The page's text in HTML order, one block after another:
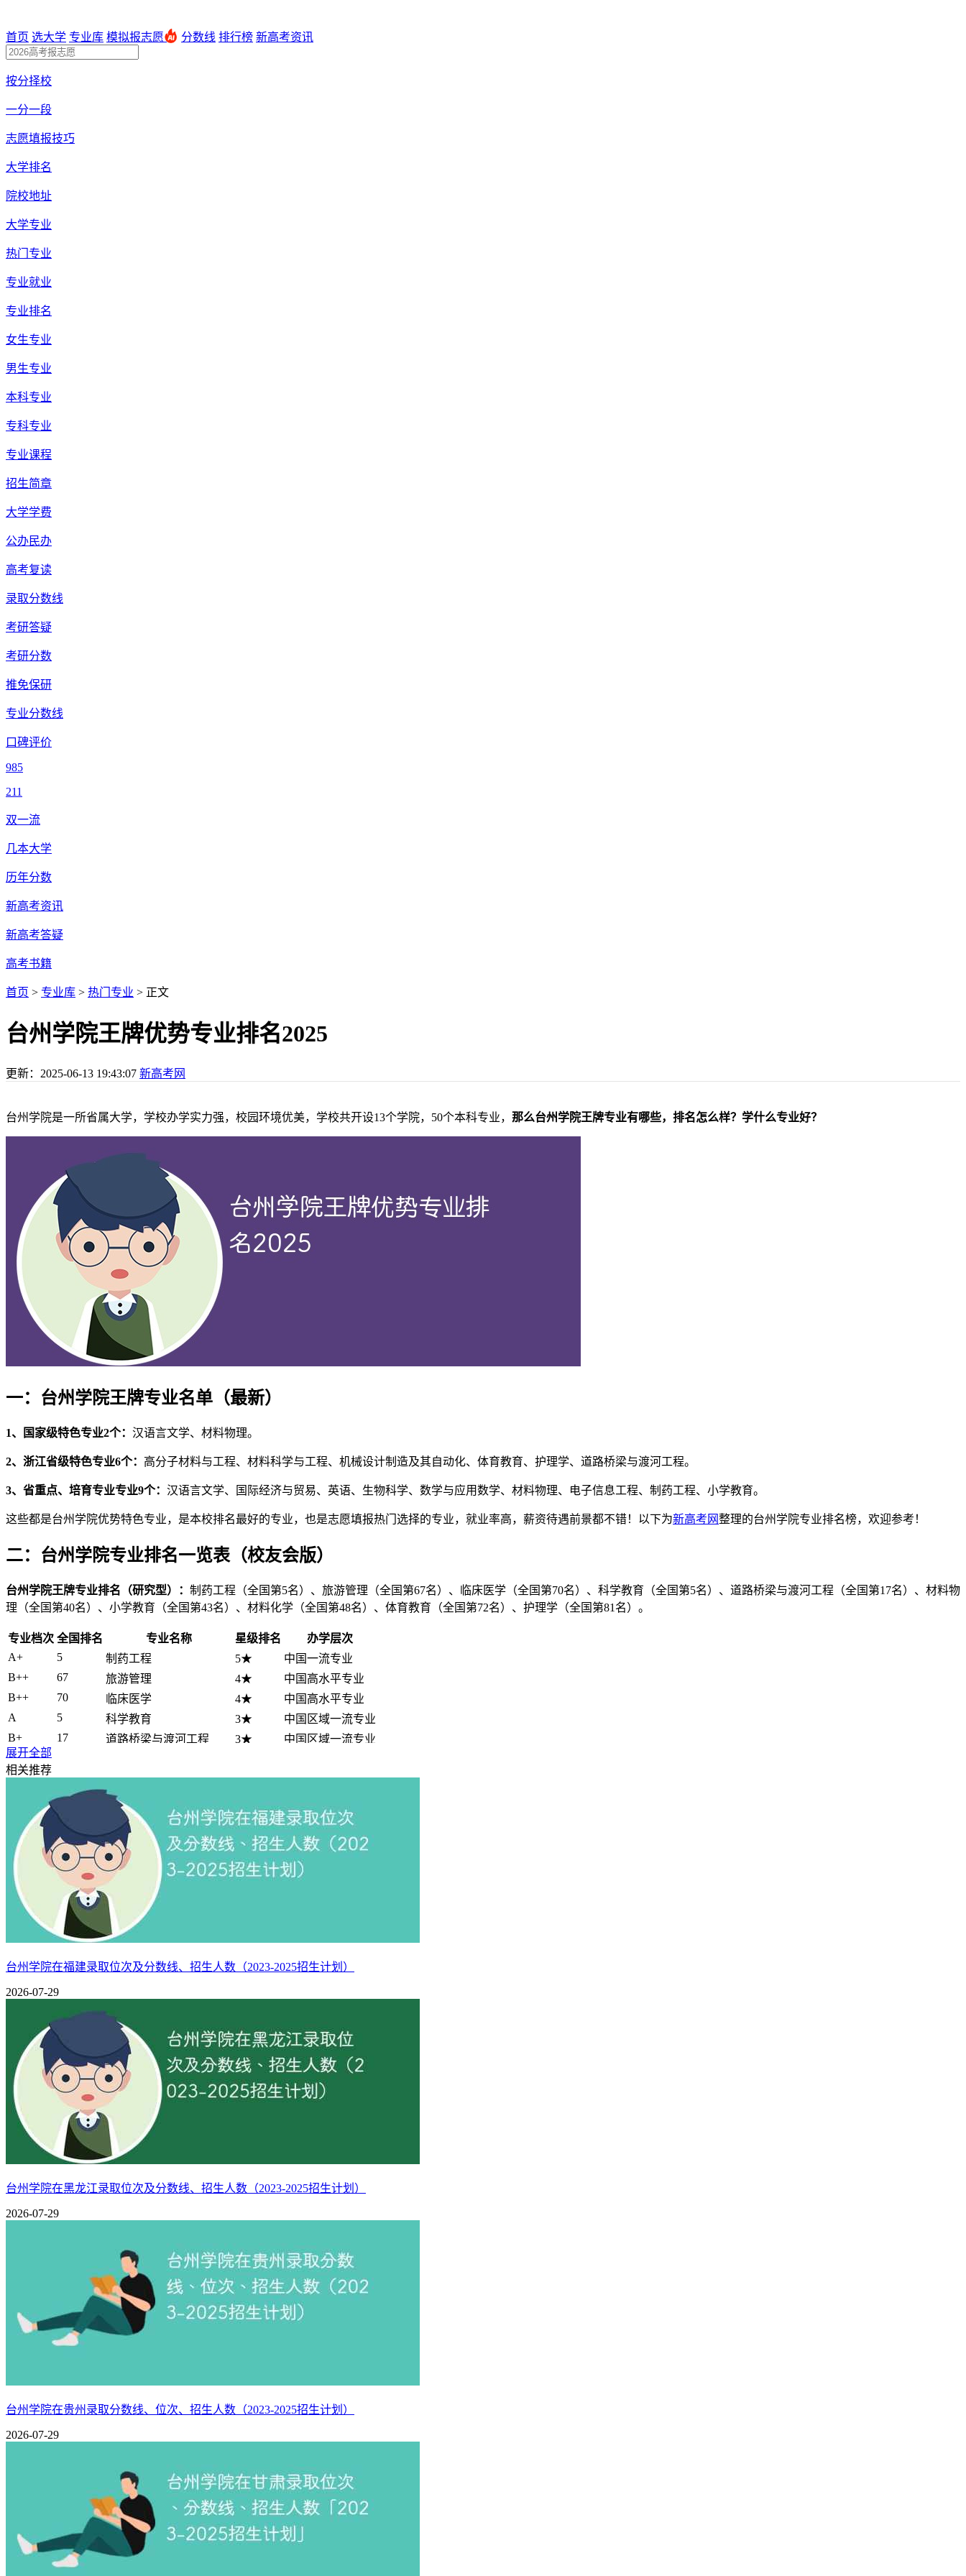
首页 选大学 专业库 模拟报志愿 分数线 排行榜 新高考资讯
按分择校
一分一段
志愿填报技巧
大学排名
院校地址
大学专业
热门专业
专业就业
专业排名
女生专业
男生专业
本科专业
专科专业
专业课程
招生简章
大学学费
公办民办
高考复读
录取分数线
考研答疑
考研分数
推免保研
专业分数线
口碑评价
985
211
双一流
几本大学
历年分数
新高考资讯
新高考答疑
高考书籍
首页 > 专业库 > 热门专业 > 正文
台州学院王牌优势专业排名2025
更新： 2025-06-13 19:43:07 新高考网
台州学院是一所省属大学，学校办学实力强，校园环境优美，学校共开设13个学院，50个本科专业， 那么台州学院王牌专业有哪些，排名怎么样？学什么专业好？
一：台州学院王牌专业名单（最新）
1、国家级特色专业2个： 汉语言文学、材料物理。
2、浙江省级特色专业6个： 高分子材料与工程、材料科学与工程、机械设计制造及其自动化、体育教育、护理学、道路桥梁与渡河工程。
3、省重点、培育专业专业9个： 汉语言文学、国际经济与贸易、英语、生物科学、数学与应用数学、材料物理、电子信息工程、制药工程、小学教育。
这些都是台州学院优势特色专业，是本校排名最好的专业，也是志愿填报热门选择的专业，就业率高，薪资待遇前景都不错！以下为新高考网整理的台州学院专业排名榜，欢迎参考！
二：台州学院专业排名一览表（校友会版）
台州学院王牌专业排名（研究型）： 制药工程（全国第5名）、旅游管理（全国第67名）、临床医学（全国第70名）、科学教育（全国第5名）、道路桥梁与渡河工程（全国第17名）、材料物
理（全国第40名）、小学教育（全国第43名）、材料化学（全国第48名）、体育教育（全国第72名）、护理学（全国第81名）。
专业档次 全国排名 专业名称 星级排名
办学层次
A+
5 制药工程 5★
中国一流专业
B++
67 旅游管理 4★
中国高水平专业
B++
70 临床医学 4★
中国高水平专业
A
5 科学教育 3★
中国区域一流专业
B+
17 道路桥梁与渡河工程 3★
中国区域一流专业
B+
B+
43 小学教育 3★
中国区域一流专业
48 材料化学
72 体育教育 3★
中国区域一流专业
B+
81 护理学 3★
中国区域一流专业
B+
81 高分子材料与工程 3★
中国区域一流专业
B+
98 历史学 3★
中国区域一流专业
B+
105 物理学
122 生物科学
124 化学 3★
中国区域一流专业
B+
134 思想政治教育 3★
中国区域一流专业
B+
164 土木工程 3★
中国区域一流专业
168 数学与应用数学
190 机械设计制造及其自动化 3★ 中国区域一流专业
三：台州学院王牌专业简介
1.汉语言文学
汉语言文学专业是中国大学史上最早开设的专业之一，出现于19世纪末。汉语言文学专业学习和研究的课程一般分为三类，一是必修的大学公共课程，二是必修的专业基础课程。另外，各个
学校还会根据本校教师的治学专长，开设一些选修课。
2.材料物理
材料物理的特色方向在半导体物理，电子材料，微电子器件等领域，例如CPU。对学生的数学，物理基础要求较高，着重培养学生发展新型电子材料和微电子器件工艺，分析与设计等方向的
高分子材料与工程专业已经从教学型专业转变成为学科型专业，以高层次的学科建设构建高水平的教学平台，以高素质的学术队伍和前沿的科研工作确保高质量的教学与人才培养。高分子材
料与工程是研究高分子材料的设计、合成、制备以及组成、结构、性能和加工应用的充满活力的材料类学科，其工业和研究体系已经成为国民经济发展的支柱产业。
4.材料科学与工程
支柱之一。主要专业方向有金属材料、无机非金属材料、高分子材料、耐磨材料、表面强化、材料加工工程等。
5.机械设计制造及其自动化
机械设计制造及其自动化是研究各种工业机械装备及机电产品从设计、制造、运行控制到生产过程的企业管理的综合技术学科。本专业任务是运用先进制造技术的理论与方法解决现代工程领
四：台州学院简介
台州学院是经教育部批准建立，实行省市共管、以市为主办学体制的一所综合性普通高校，办学源头上溯至1907年成立的三台中学堂简易师范科，1958年开办高等教育，1978年国务院批准建
立台州师范专科学校，2002年升格为本科，2008年以17A2B成绩通过教育部本科教学工作水平评估，2018年通过教育部本科教学工作审核评估，2019年入选省应用型建设试点示范学校，2020
年进入中国应用型大学排行榜前十强，2021年获批硕士学位授予单位，并聘任中国科学院院士陈十一教授为名誉校长。
展开全部
相关推荐
台州学院在福建录取位次及分数线、招生人数（2023-2025招生计划）
2026-07-29
台州学院在黑龙江录取位次及分数线、招生人数（2023-2025招生计划）
2026-07-29
台州学院在贵州录取分数线、位次、招生人数（2023-2025招生计划）
2026-07-29